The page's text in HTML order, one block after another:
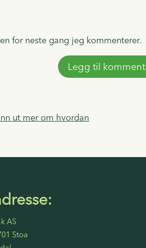
for neste gang jeg kommenterer.
ut mer om hvordan
AS
Stoa